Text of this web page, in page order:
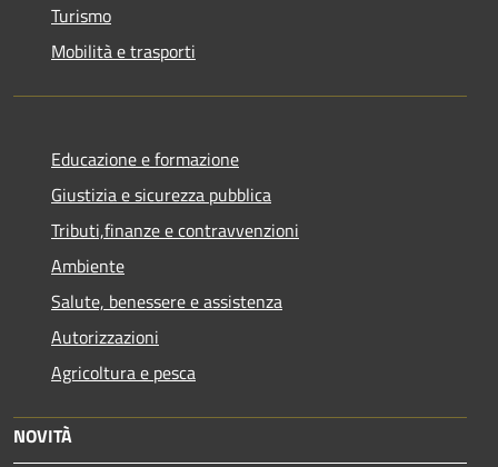
Turismo
Mobilità e trasporti
Educazione e formazione
Giustizia e sicurezza pubblica
Tributi,finanze e contravvenzioni
Ambiente
Salute, benessere e assistenza
Autorizzazioni
Agricoltura e pesca
NOVITÀ